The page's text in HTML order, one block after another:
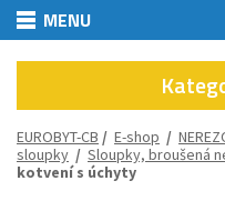
MENU
EUROBYT-CB / E-shop /
sloupky / Sloupky, broušená
kotvení s úchyty